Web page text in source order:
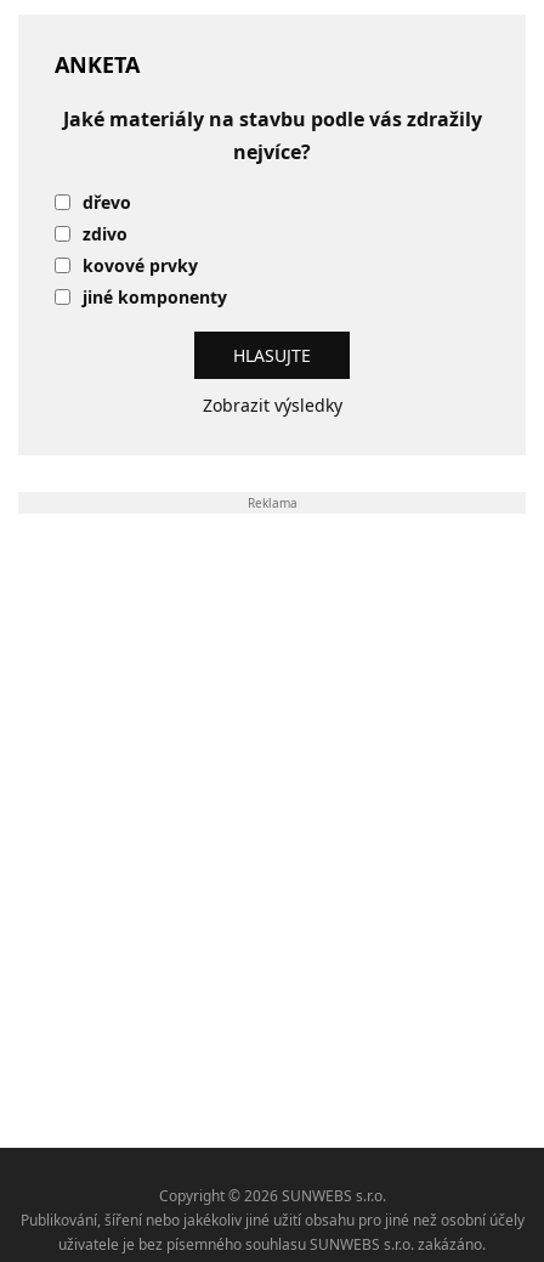
ANKETA
Jaké materiály na stavbu podle vás zdražily
nejvíce?
dřevo
zdivo
kovové prvky
jiné komponenty
Zobrazit výsledky
Reklama
Copyright © 2026 SUNWEBS s.r.o.
Publikování, šíření nebo jakékoliv jiné užití obsahu pro jiné než osobní účely
uživatele je bez písemného souhlasu SUNWEBS s.r.o. zakázáno.